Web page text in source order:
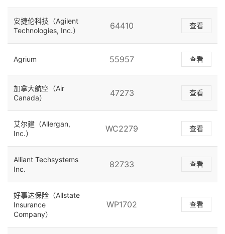
安捷伦科技（Agilent
Technologies, Inc.）
64410 查看
Agrium 55957 查看
加拿大航空（Air
Canada）
47273 查看
艾尔建（Allergan,
Inc.）
WC2279 查看
Alliant Techsystems
Inc.
82733 查看
好事达保险（Allstate
Insurance
Company）
WP1702 查看